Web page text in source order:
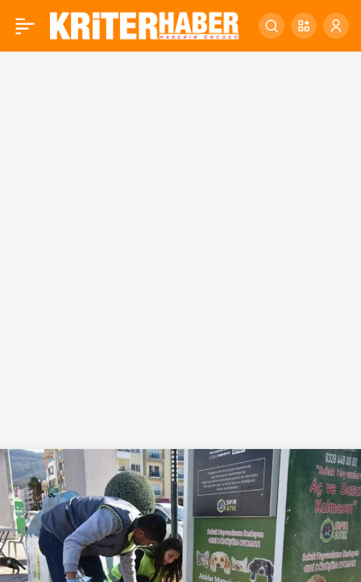
Deprem bölgesindeki 0